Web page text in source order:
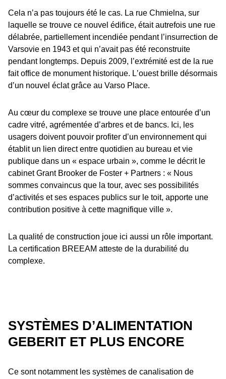
Cela nʼa pas toujours été le cas. La rue Chmielna, sur
laquelle se trouve ce nouvel édifice, était autrefois une rue
délabrée, partiellement incendiée pendant lʼinsurrection de
Varsovie en 1943 et qui nʼavait pas été reconstruite
pendant longtemps. Depuis 2009, lʼextrémité est de la rue
fait office de monument historique. Lʼouest brille désormais
dʼun nouvel éclat grâce au Varso Place.
Au cœur du complexe se trouve une place entourée dʼun
cadre vitré, agrémentée dʼarbres et de bancs. Ici, les
usagers doivent pouvoir profiter dʼun environnement qui
établit un lien direct entre quotidien au bureau et vie
publique dans un « espace urbain », comme le décrit le
cabinet Grant Brooker de Foster + Partners : « Nous
sommes convaincus que la tour, avec ses possibilités
dʼactivités et ses espaces publics sur le toit, apporte une
contribution positive à cette magnifique ville ».
La qualité de construction joue ici aussi un rôle important.
La certification BREEAM atteste de la durabilité du
complexe.
SYSTÈMES DʼALIMENTATION
GEBERIT ET PLUS ENCORE
Ce sont notamment les systèmes de canalisation de